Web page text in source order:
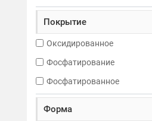
Покрытие
Оксидированное
Фосфатирование
Фосфатированное
Форма